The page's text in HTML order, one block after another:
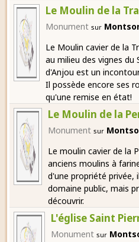
Le Moulin de la
Monument sur
Le Moulin cavier de la
au milieu des vignes du
d'Anjou est un
Il possède encore ses
qu'une remise en état!
Le Moulin de la
Monument sur
Le moulin cavier de la
anciens moulins à
d'une propriété privée,
domaine public, mais
découvrir.
L'église Saint
Monument sur